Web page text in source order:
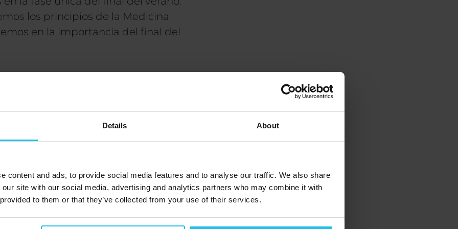
Details About
content and ads, to provide social media features and to analyse our traffic. We also share
site with our social media, advertising and analytics partners who may combine it with
to them or that they’ve collected from your use of their services.
los principios de la Medicina
en la importancia del final del
Tierra en la MTC, simbolizando
En esta época predomina
del Bazo y el Estómago ocupan
a estos órganos durante esta
y el bienestar.
para enraizarse y centrarse. Es
expansiva del verano y la energía
hábitos y nuestra dieta con los
nuestra salud digestiva y nuestro